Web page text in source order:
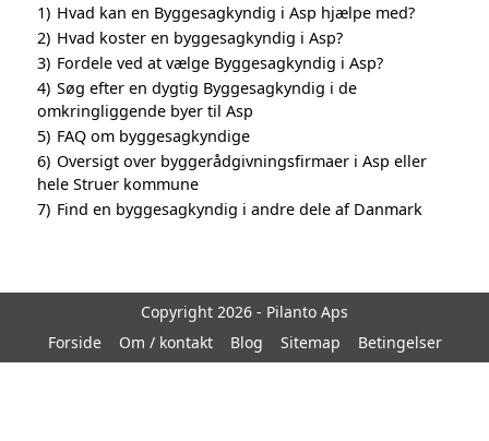
1) Hvad kan en Byggesagkyndig i Asp hjælpe med?
2) Hvad koster en byggesagkyndig i Asp?
3) Fordele ved at vælge Byggesagkyndig i Asp?
4) Søg efter en dygtig Byggesagkyndig i de
omkringliggende byer til Asp
5) FAQ om byggesagkyndige
6) Oversigt over byggerådgivningsfirmaer i Asp eller
hele Struer kommune
7) Find en byggesagkyndig i andre dele af Danmark
Copyright 2026 - Pilanto Aps
Forside
Om / kontakt Blog Sitemap Betingelser